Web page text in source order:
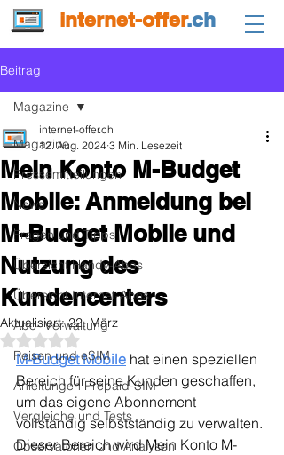
internet-offer.ch
Beitrag
Magazine
Pressemitteilungen
News
Fragen und Tipps
Übersicht Handy-Abos
Übersicht Internet-Abos
Abo- Verwaltung
Reisen und eSIM
Anleitungen Prepaid-SIM
Vergleiche und Tests
Observatorien und Analysen
Magazine
Mein Konto M-Budget
Mobile: Anmeldung bei
M-Budget Mobile und
Nutzung des
Kundencenters
internet-offer.ch
12. Aug. 2024 3 Min. Lesezeit
Aktualisiert:22. März
Mit NaN von 5 Sternen bewertet.
M-Budget Mobile hat einen speziellen
Bereich für seine Kunden geschaffen,
um das eigene Abonnement
vollständig selbstständig zu verwalten.
Dieser Bereich wird Mein Konto M-